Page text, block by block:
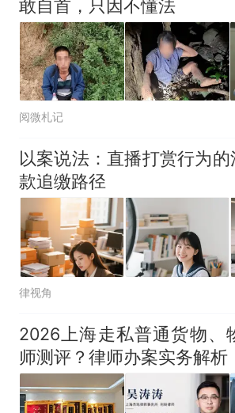
敢自首，只因不懂法
阅微札记
以案说法：直播打赏行为
款追缴路径
律视角
2026上海走私普通货物、
师测评？律师办案实务解析